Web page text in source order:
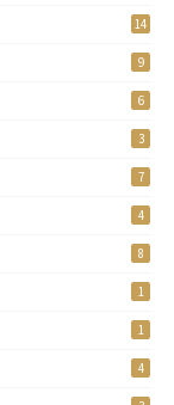
14
9
6
3
7
4
8
1
1
4